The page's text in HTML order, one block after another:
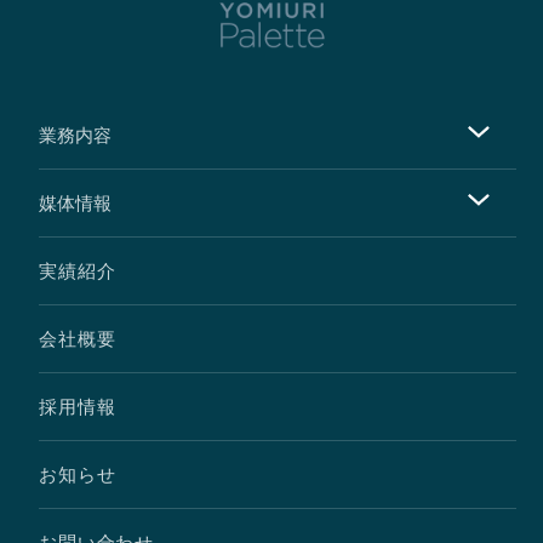
業務内容
媒体情報
実績紹介
会社概要
採用情報
お知らせ